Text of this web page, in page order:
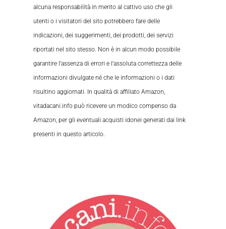
alcuna responsabilità in merito al cattivo uso che gli
utenti o i visitatori del sito potrebbero fare delle
indicazioni, dei suggerimenti, dei prodotti, dei servizi
riportati nel sito stesso. Non è in alcun modo possibile
garantire l’assenza di errori e l’assoluta correttezza delle
informazioni divulgate né che le informazioni o i dati
risultino aggiornati. In qualità di affiliato Amazon,
vitadacani.info può ricevere un modico compenso da
Amazon, per gli eventuali acquisti idonei generati dai link
presenti in questo articolo.